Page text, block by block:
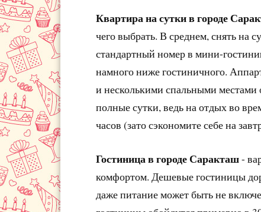
Квартира на сутки в городе
чего выбрать. В среднем, снять на
стандартный номер в мини-
намного ниже гостиничного.
и несколькими спальными местами
полные сутки, ведь на отдых во
часов (зато сэкономите себе на
Гостиница в городе Саракташ-
комфортом. Дешевые гостиницы
даже питание может быть не